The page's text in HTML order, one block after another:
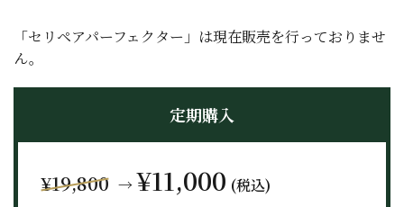
「セリペアパーフェクター」は現在販売を行っておりませ
ん。
定期購入
¥19,800 → ¥11,000 (税込)